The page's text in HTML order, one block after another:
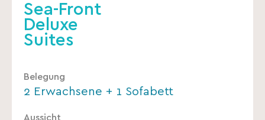
Sea-Front
Deluxe
Suites
Belegung
2 Erwachsene + 1 Sofabett
Aussicht